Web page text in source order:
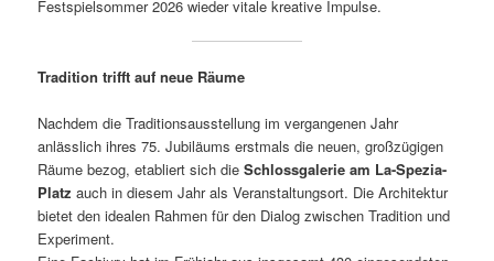
Festspielsommer 2026 wieder vitale kreative Impulse.
Tradition trifft auf neue Räume
Nachdem die Traditionsausstellung im vergangenen Jahr
anlässlich ihres 75. Jubiläums erstmals die neuen, großzügigen
Räume bezog, etabliert sich dieSchlossgalerie am La-Spezia-
Platz auch in diesem Jahr als Veranstaltungsort. Die Architektur
bietet den idealen Rahmen für den Dialog zwischen Tradition und
Experiment.